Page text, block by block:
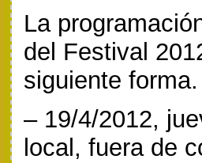
La
del Festival
siguiente forma.
– 19/4/2012,
local, fuera de